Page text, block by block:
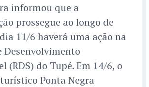
informou que a
prossegue ao longo de
11/6 haverá uma ação na
Desenvolvimento
(RDS) do Tupé. Em 14/6, o
Ponta Negra